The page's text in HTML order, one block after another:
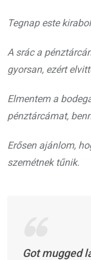
Tegnap este
A srác a
gyorsan, ezért
Elmentem a
pénztárcámat,
Erősen ajánlom,
szemétnek tűnik.
Got mugged